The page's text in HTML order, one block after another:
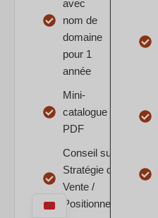
avec
nom de
domaine
pour 1
année
Mini-
catalogue
PDF
Conseil sur
Stratégie de
Vente /
Positionnement